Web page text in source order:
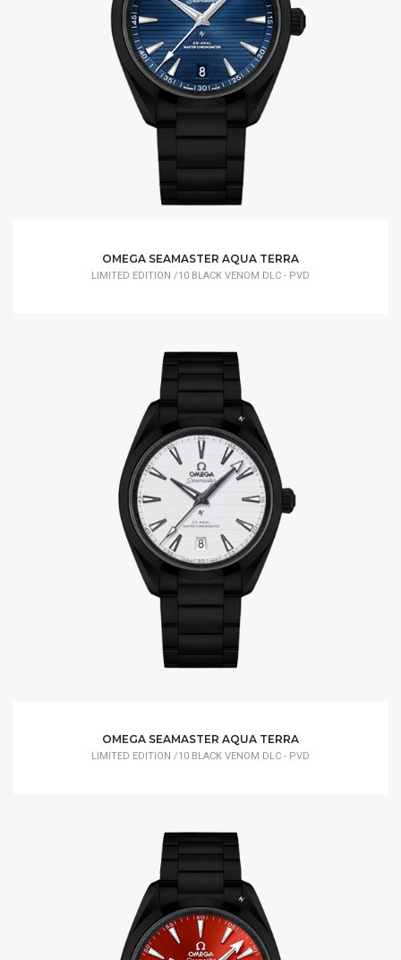
OMEGA SEAMASTER AQUA TERRA
LIMITED EDITION /10 BLACK VENOM DLC - PVD
OMEGA SEAMASTER AQUA TERRA
LIMITED EDITION /10 BLACK VENOM DLC - PVD